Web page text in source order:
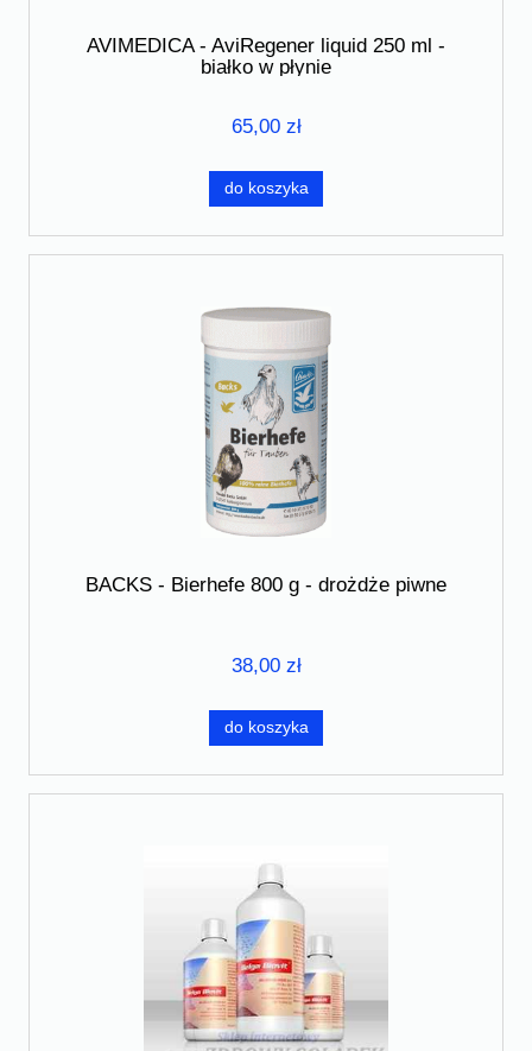
AVIMEDICA - AviRegener liquid 250 ml -
białko w płynie
65,00 zł
do koszyka
BACKS - Bierhefe 800 g - drożdże piwne
38,00 zł
do koszyka